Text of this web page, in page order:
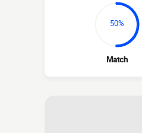
50%
Match